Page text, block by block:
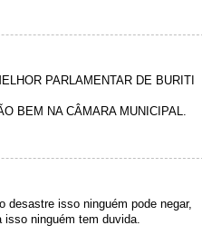
PARLAMENTAR DE BURITI
BEM NA CÂMARA MUNICIPAL.
desastre isso ninguém pode negar,
isso ninguém tem duvida.